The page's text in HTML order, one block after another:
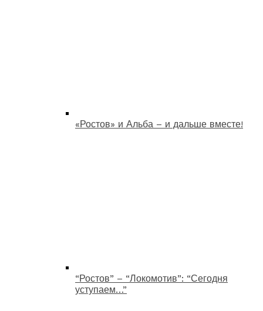
«Ростов» и Альба – и дальше вместе!
“Ростов” – “Локомотив”: “Сегодня
уступаем…”